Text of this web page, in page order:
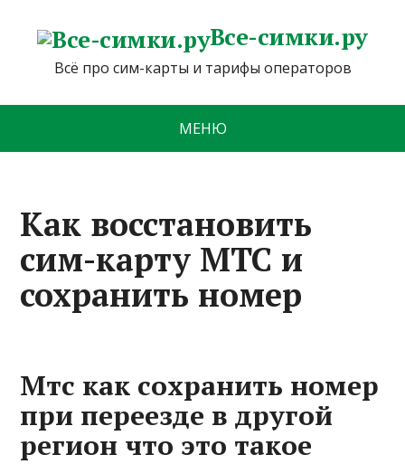
Все-симки.ру
Всё про сим-карты и тарифы операторов
МЕНЮ
Как восстановить
сим-карту МТС и
сохранить номер
Мтс как сохранить номер
при переезде в другой
регион что это такое